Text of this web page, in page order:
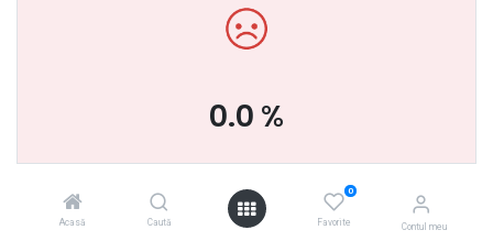
Acasă Caută
0
Favorite Contul meu
0.0 %
- 3 ultimele feedback-uri